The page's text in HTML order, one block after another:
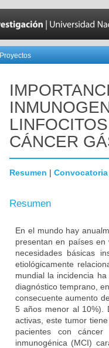
Proyectos
CÁNCER
Resumen | Convocatoria
Resumen
En el mundo hay
presentan en países
necesidades básicas
etiológicamente
mundial la incidencia
diagnóstico temprano,
consecuente aumento
5 años menor al 10%).
activas, este tumor
pacientes con
inmunogénica (MCI)